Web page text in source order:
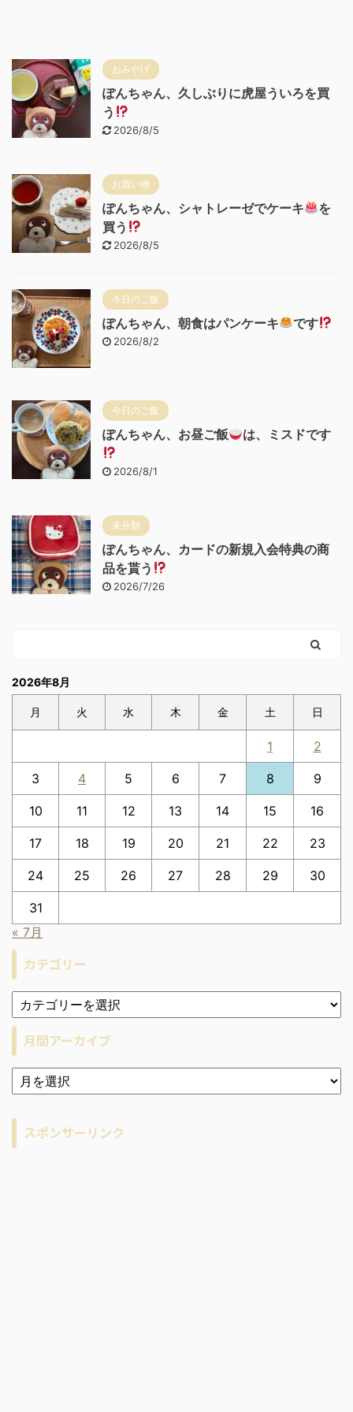
おみやげ
ぽんちゃん、久しぶりに虎屋ういろを買
う
2026/8/5
お買い物
ぽんちゃん、シャトレーゼでケーキ
を
買う
2026/8/5
今日のご飯
ぽんちゃん、朝食はパンケーキ です
2026/8/2
今日のご飯
ぽんちゃん、お昼ご飯 は、ミスドです
2026/8/1
未分類
ぽんちゃん、カードの新規入会特典の商
品を貰う
2026/7/26
2026年8月
月 火 水 木 金 土 日
1 2
3 4 5 6 7 8 9
10 11 12 13 14 15 16
17 18 19 20 21 22 23
24 25 26 27 28 29 30
31
« 7月
カテゴリー
月間アーカイブ
ア
ー
ブ
スポンサーリンク